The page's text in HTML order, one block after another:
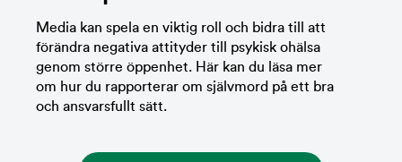
Media kan spela en viktig roll och bidra till att
förändra negativa attityder till psykisk ohälsa
genom större öppenhet. Här kan du läsa mer
om hur du rapporterar om självmord på ett bra
och ansvarsfullt sätt.